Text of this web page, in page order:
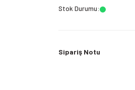
Stok Durumu:
Sipariş Notu